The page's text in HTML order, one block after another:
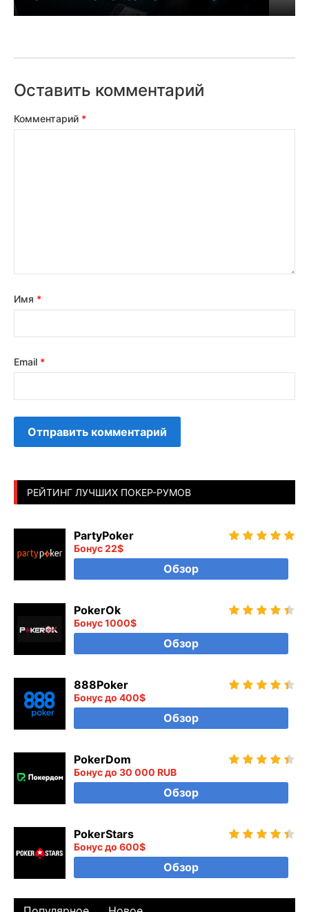
Оставить комментарий
Комментарий *
Имя *
Email *
РЕЙТИНГ ЛУЧШИХ ПОКЕР-РУМОВ
PartyPoker
Бонус 22$
Обзор
PokerOk
Бонус 1000$
Обзор
888Poker
Бонус до 400$
Обзор
PokerDom
Бонус до 30 000 RUB
Обзор
PokerStars
Бонус до 600$
Обзор